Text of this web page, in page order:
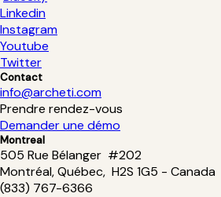
Linkedin
Instagram
Youtube
Twitter
Contact
info@archeti.com
Prendre rendez-vous
Demander une démo
Montreal
505 Rue Bélanger #202
Montréal, Québec, H2S 1G5 - Canada
(833) 767-6366